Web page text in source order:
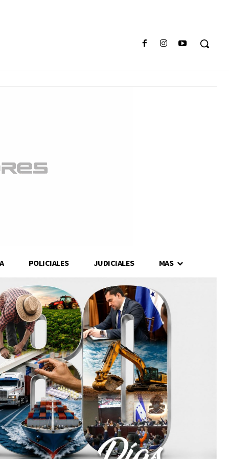
POLICIALES JUDICIALES MAS